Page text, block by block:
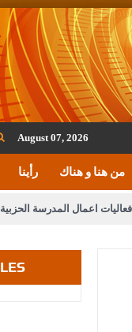
August 07, 2026
رأينا من هنا و هناك
اعمال المدرسة
مشروع تعديل قانون الملكية